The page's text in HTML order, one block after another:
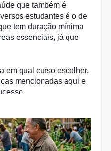
que também é
estudantes é o de
tem duração mínima
essenciais, já que
em qual curso escolher,
mencionadas aqui e